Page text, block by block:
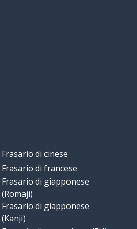
Frasario di cinese
Frasario di francese
Frasario di giapponese
(Romaji)
Frasario di giapponese
(Kanji)